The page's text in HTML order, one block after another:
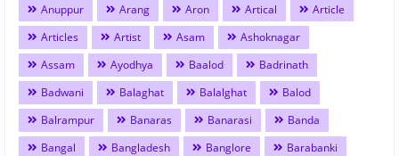
Anuppur
Arang Aron Artical
Article
Articles
Artist Asam
Ashoknagar
Assam
Ayodhya Baalod
Badrinath
Badwani
Balaghat Balalghat
Balod
Balrampur
Banaras Banarasi
Banda
Bangal
Bangladesh Banglore
Barabanki